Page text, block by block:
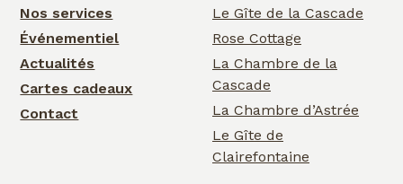
Nos services
Événementiel
Actualités
Cartes cadeaux
Contact
Le Gîte de la Cascade
Rose Cottage
La Chambre de la
Cascade
La Chambre d’Astrée
Le Gîte de
Clairefontaine